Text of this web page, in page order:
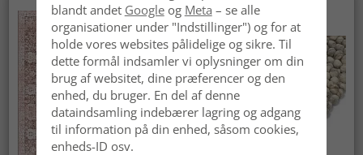
Nyhed
blandt andet Googleog Meta – se alle
organisationer under "Indstillinger") og for at
holde vores websites pålidelige og sikre. Til
dette formål indsamler vi oplysninger om din
brug af websitet, dine præferencer og den
enhed, du bruger. En del af denne
dataindsamling indebærer lagring og adgang
til information på din enhed, såsom cookies,
enheds-ID osv.